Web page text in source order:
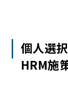
個人選
HRM施